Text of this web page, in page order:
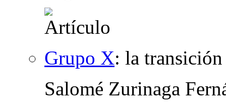
Grupo X: la
Salomé Zurinaga